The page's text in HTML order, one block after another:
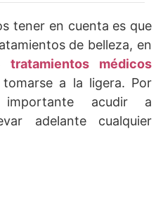
tener en cuenta es que
de belleza, en
tratamientos médicos
a la ligera. Por
acudir a
adelante cualquier